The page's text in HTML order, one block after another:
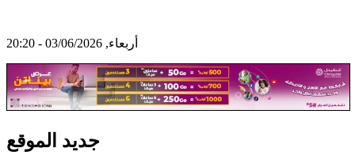
أربعاء, 03/06/2026 - 20:20
جديد الموقع